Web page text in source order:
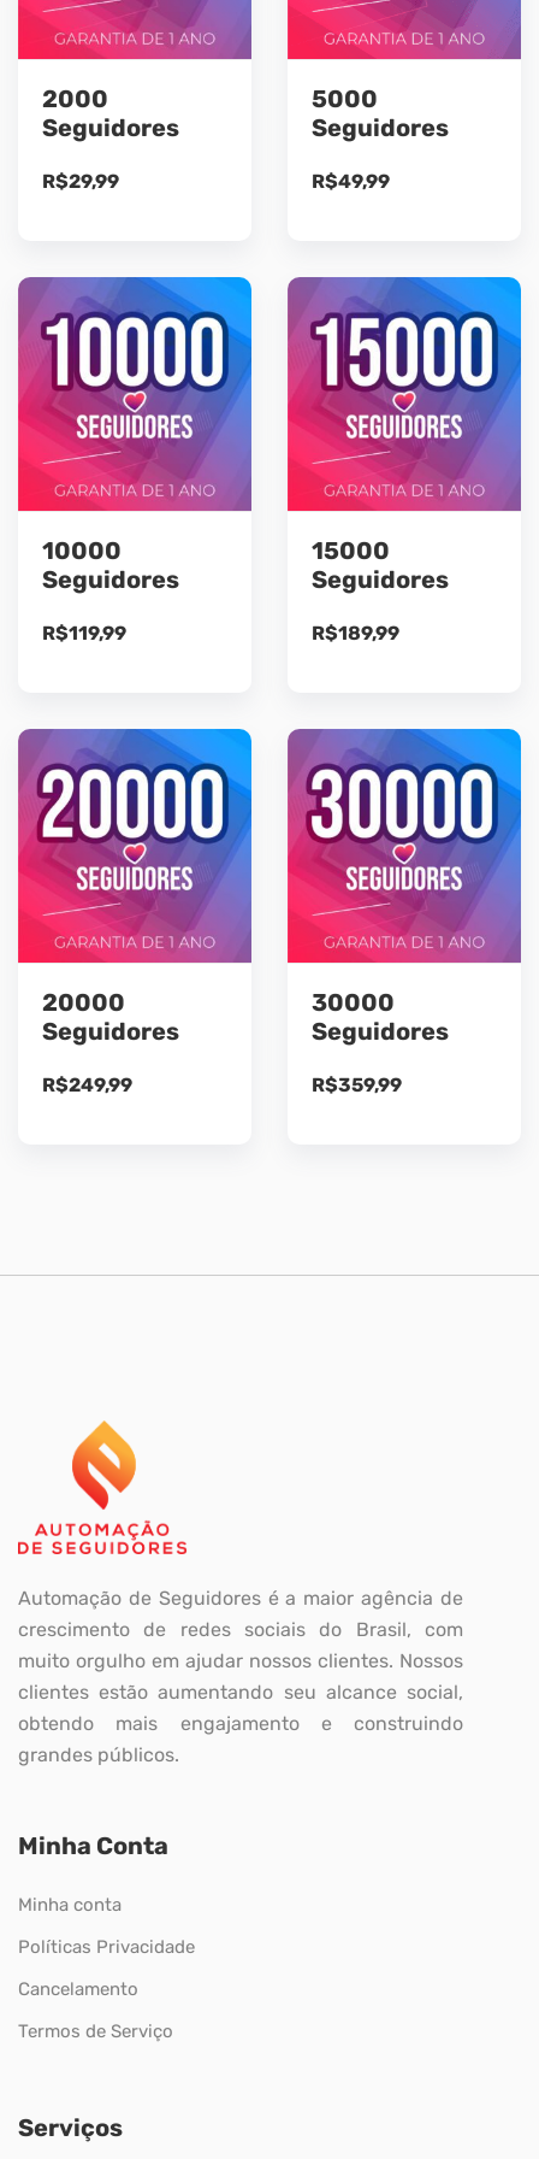
2000
Seguidores
R$29,99
5000
Seguidores
R$49,99
10000
Seguidores
R$119,99
15000
Seguidores
R$189,99
20000
Seguidores
R$249,99
30000
Seguidores
R$359,99
Automação de Seguidores é a maior agência de
crescimento de redes sociais do Brasil, com
muito orgulho em ajudar nossos clientes. Nossos
clientes estão aumentando seu alcance social,
obtendo mais engajamento e construindo
grandes públicos.
Minha Conta
Minha conta
Políticas Privacidade
Cancelamento
Termos de Serviço
Serviços